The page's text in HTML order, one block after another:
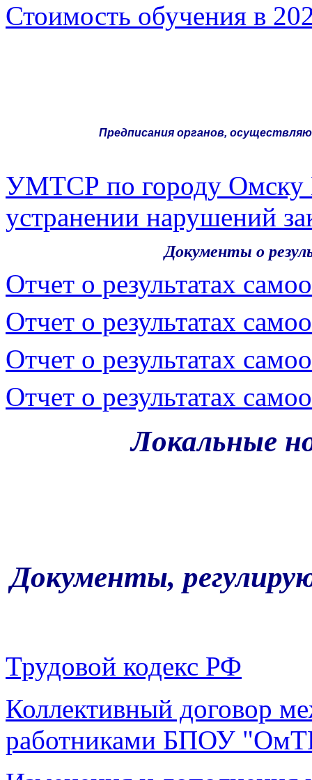
Стоимость обучения в
Предписания органов,
УМТСР по городу Омску
устранении нарушений
Документы о результатах
Отчет о результатах
Отчет о результатах
Отчет о результатах
Отчет о результатах
Локальные
Документы,
Трудовой кодекс РФ
Коллективный договор
работниками БПОУ